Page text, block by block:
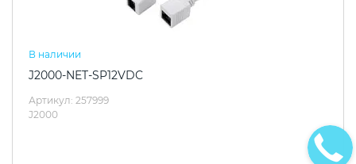
В наличии
J2000-NET-SP12VDC
Артикул: 257999
J2000